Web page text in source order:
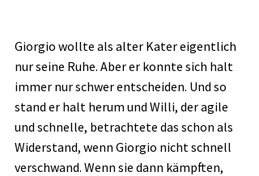
Giorgio wollte als alter Kater eigentlich
nur seine Ruhe. Aber er konnte sich halt
immer nur schwer entscheiden. Und so
stand er halt herum und Willi, der agile
und schnelle, betrachtete das schon als
Widerstand, wenn Giorgio nicht schnell
verschwand. Wenn sie dann kämpften,